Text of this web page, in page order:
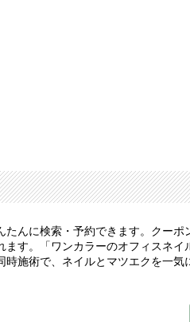
んに検索・予約できます。クーポ
す。「ワンカラーのオフィスネイ
施術で、ネイルとマツエクを一